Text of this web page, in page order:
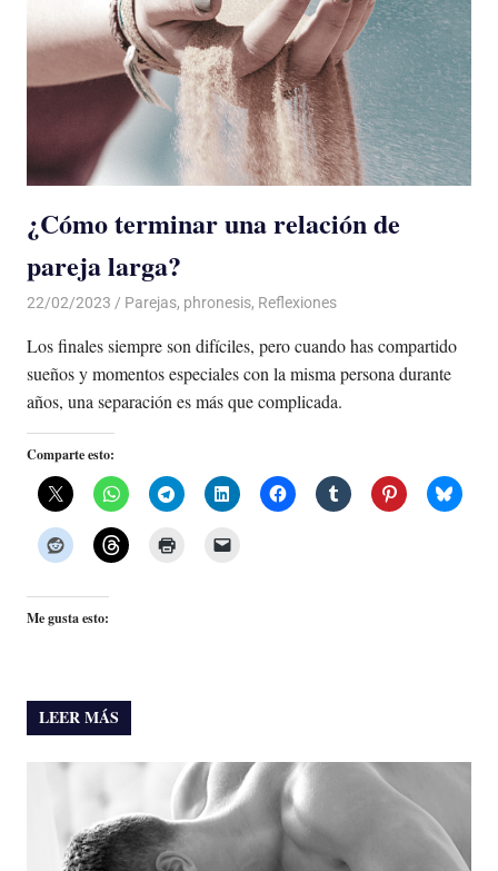
¿Cómo terminar una relación de
pareja larga?
22/02/2023 De todo un Poco
Parejas, phronesis, Reflexiones
Los finales siempre son difíciles, pero cuando has compartido
sueños y momentos especiales con la misma persona durante
años, una separación es más que complicada.
Comparte esto:
Me gusta esto:
LEER MÁS